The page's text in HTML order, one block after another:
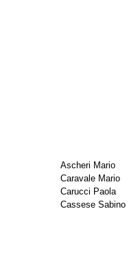
Ascheri Mario
Caravale Mario
Carucci Paola
Cassese Sabino